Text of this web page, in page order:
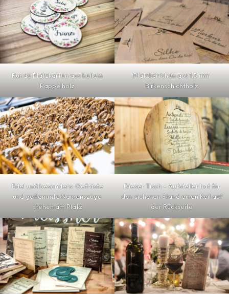
Runde Platzkarten aus hellem
Pappelholz
Platzkärtchen aus 1,5 mm
Birkenschichtholz
Edel und besonders: Gefräste
und geflammte Namenszüge
stehen am Platz
Dieser Tisch – Aufsteller hat für
den sicheren Stand einen Keil auf
der Rückseite